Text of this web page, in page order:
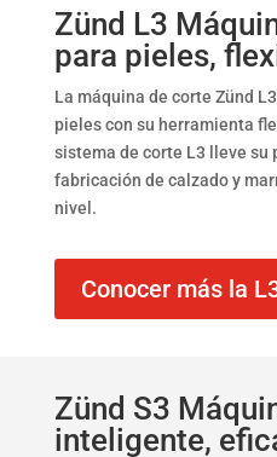
Zünd L3
para pieles,
La máquina de corte Zünd
pieles con su herramienta
sistema de corte L3 lleve su
fabricación de calzado y
nivel.
Conocer más la
Zünd S3
inteligente,